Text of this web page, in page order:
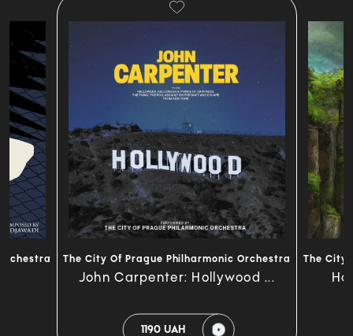
The City Of Prague Philharmonic Orchestra
John Carpenter: Hollywood ...
1190 UAH
The City